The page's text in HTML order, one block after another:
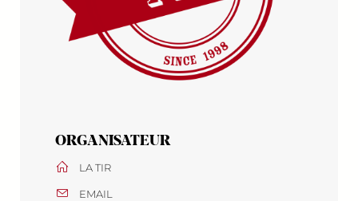
ORGANISATEUR
LA TIR
EMAIL